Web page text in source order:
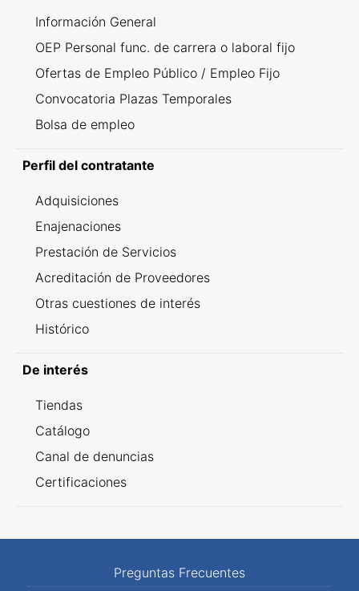
Información General
OEP Personal func. de carrera o laboral fijo
Ofertas de Empleo Público / Empleo Fijo
Convocatoria Plazas Temporales
Bolsa de empleo
Perfil del contratante
Adquisiciones
Enajenaciones
Prestación de Servicios
Acreditación de Proveedores
Otras cuestiones de interés
Histórico
De interés
Tiendas
Catálogo
Canal de denuncias
Certificaciones
Preguntas Frecuentes